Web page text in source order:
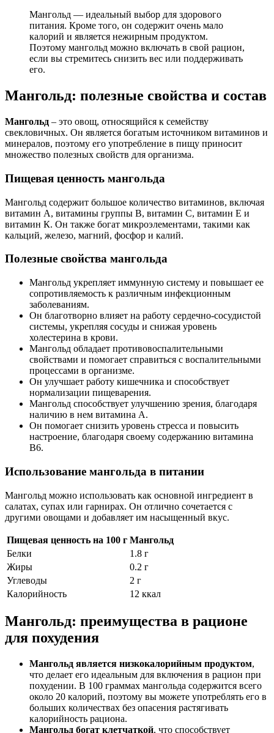
Мангольд — идеальный выбор для здорового
питания. Кроме того, он содержит очень мало
калорий и является нежирным продуктом.
Поэтому мангольд можно включать в свой рацион,
если вы стремитесь снизить вес или поддерживать
его.
Мангольд: полезные свойства и состав
Мангольд – это овощ, относящийся к семейству
свекловичных. Он является богатым источником витаминов и
минералов, поэтому его употребление в пищу приносит
множество полезных свойств для организма.
Пищевая ценность мангольда
Мангольд содержит большое количество витаминов, включая
витамин А, витамины группы B, витамин C, витамин E и
витамин К. Он также богат микроэлементами, такими как
кальций, железо, магний, фосфор и калий.
Полезные свойства мангольда
Мангольд укрепляет иммунную систему и повышает ее
сопротивляемость к различным инфекционным
заболеваниям.
Он благотворно влияет на работу сердечно-сосудистой
системы, укрепляя сосуды и снижая уровень
холестерина в крови.
Мангольд обладает противовоспалительными
свойствами и помогает справиться с воспалительными
процессами в организме.
Он улучшает работу кишечника и способствует
нормализации пищеварения.
Мангольд способствует улучшению зрения, благодаря
наличию в нем витамина А.
Он помогает снизить уровень стресса и повысить
настроение, благодаря своему содержанию витамина
B6.
Использование мангольда в питании
Мангольд можно использовать как основной ингредиент в
салатах, супах или гарнирах. Он отлично сочетается с
другими овощами и добавляет им насыщенный вкус.
Пищевая ценность на 100 г Мангольд
Белки
1.8 г
Жиры
0.2 г
Углеводы
2 г
Калорийность
12 ккал
Мангольд: преимущества в рационе
для похудения
Мангольд является низкокалорийным продуктом,
что делает его идеальным для включения в рацион при
похудении. В 100 граммах мангольда содержится всего
около 20 калорий, поэтому вы можете употреблять его в
больших количествах без опасения растягивать
калорийность рациона.
Мангольд богат клетчаткой, что способствует